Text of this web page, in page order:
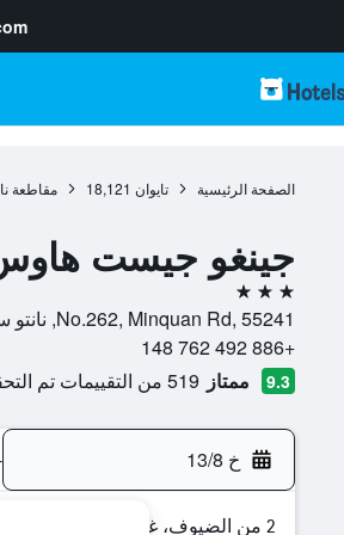
الصفحة الرئيسية تايوان 18,121 مقاطعة
جينغو جيست
3 نجوم
No.262, Minquan Rd, 55241, نانتو ستي, مقاطعة نانتو, تايوان
+886 492 762 148
9.3 ممتاز 519 من التقييمات تم التحقق منها
خ 13/8
2 من الضيوف، غرفة واحدة